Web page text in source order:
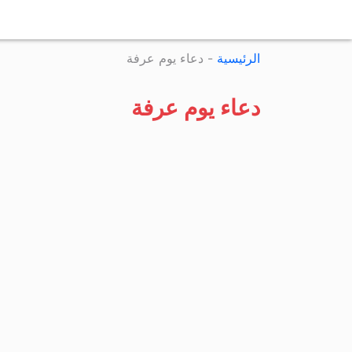
الرئيسية - دعاء يوم عرفة
دعاء يوم عرفة